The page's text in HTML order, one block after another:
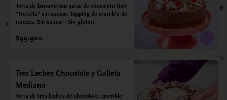
Torta de banano con salsa de chocolate tipo
"Nutella" sin azucar. Topping de crumble de
nueces. Sin azúcar - Sin gluten.
$99.900
Tres Leches Chocolate y Galleta
Mediana
Torta de tres leches de chocolate, crumble